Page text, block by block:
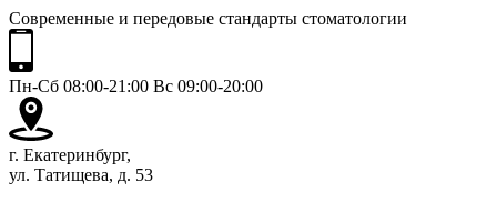
Современные и передовые стандарты стоматологии
Пн-Сб 08:00-21:00 Вс 09:00-20:00
г. Екатеринбург,
ул. Татищева, д. 53